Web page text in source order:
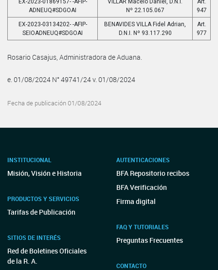
ADNEUQ#SDGOAI
Nº 22.105.067
947
EX-2023-03134202- -AFIP-
SEIOADNEUQ#SDGOAI
BENAVIDES VILLA Fidel Adrian,
D.N.I. Nº 93.117.290
Art.
977
Rosario Casajus, Administradora de Aduana.
e. 01/08/2024 N° 49741/24 v. 01/08/2024
Fecha de publicación 01/08/2024
INSTITUCIONAL
Misión, Visión e Historia
PRODUCTOS Y SERVICIOS
Tarifas de Publicación
SITIOS DE INTERÉS
Red de Boletines Oficiales
de la R. A.
AUTENTICACIONES
BFA Repositorio recibos
BFA Verificación
Firma digital
FAQ Y TUTORIALES
Preguntas Frecuentes
CONTACTO